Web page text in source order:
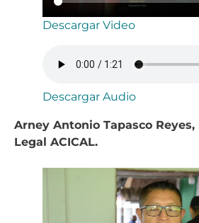
Descargar Video
Descargar Audio
Arney Antonio Tapasco
Legal ACICAL.